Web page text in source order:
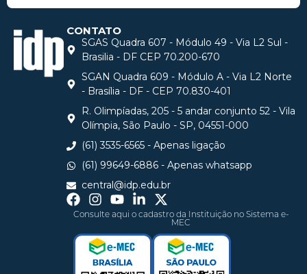
CONTATO
SGAS Quadra 607 - Módulo 49 - Via L2 Sul -
Brasilia - DF CEP 70.200-670
SGAN Quadra 609 - Módulo A - Via L2 Norte
- Brasília - DF - CEP 70.830-401
R. Olimpíadas, 205 - 5 andar conjunto 52 - Vila
Olímpia, São Paulo - SP, 04551-000
(61) 3535-6565 - Apenas ligação
(61) 99649-6886 - Apenas whatsapp
central@idp.edu.br
Consulte aqui o cadastro da Instituição no Sistema e-
MEC